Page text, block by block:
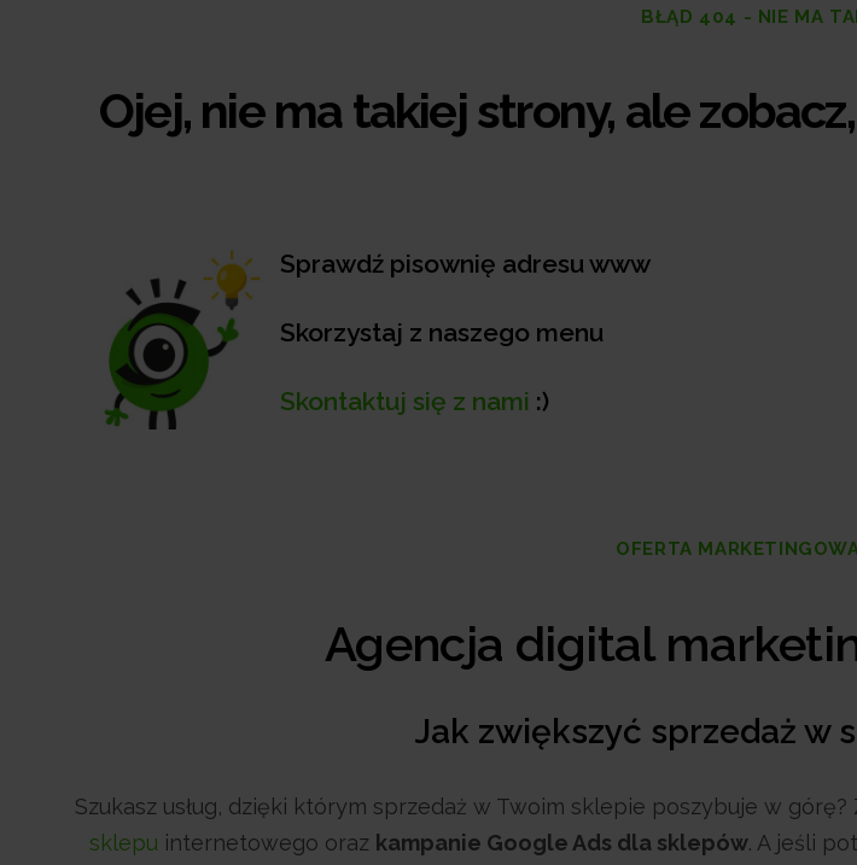
BŁĄD 404 - NIE MA
Ojej, nie ma takiej strony, ale
Sprawdź pisownię adresu www
Skorzystaj z naszego menu
Skontaktuj się z nami :)
OFERTA
Agencja digital
Jak zwiększyć sprzedaż w
Szukasz usług, dzięki którym sprzedaż w Twoim sklepie poszybuje w
sklepu internetowego oraz kampanie Google Ads dla sklepów. A jeśli